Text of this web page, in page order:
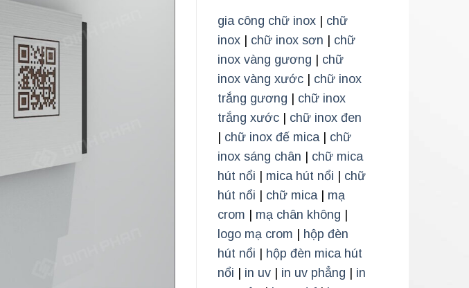
gia công chữ inox| chữ
inox| chữ inox sơn
chữ
inox vàng gương
chữ
inox vàng xước| chữ inox
trắng gương
chữ inox
trắng xước| chữ inox đen
chữ inox đế mica| chữ
inox sáng chân
chữ mica
hút nổi
mica hút nổi
chữ
hút nổi
chữ mica| mạ
crom
mạ chân không
logo mạ crom
hộp đèn
hút nổi
hộp đèn mica hút
nổi
in uv| in uv phẳng
in